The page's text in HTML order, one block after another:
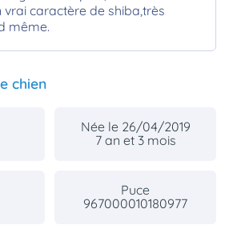
vrai caractère de shiba,très
même.
chien
Née le 26/04/2019
7 an et 3 mois
Puce
967000010180977